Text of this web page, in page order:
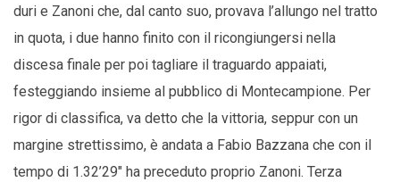
duri e Zanoni che, dal canto suo, provava l’allungo nel tratto
in quota, i due hanno finito con il ricongiungersi nella
discesa finale per poi tagliare il traguardo appaiati,
festeggiando insieme al pubblico di Montecampione. Per
rigor di classifica, va detto che la vittoria, seppur con un
margine strettissimo, è andata a Fabio Bazzana che con il
tempo di 1.32’29″ ha preceduto proprio Zanoni. Terza